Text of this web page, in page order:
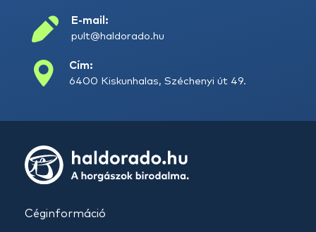
E-mail:
pult@haldorado.hu
Cím:
6400 Kiskunhalas, Széchenyi út 49.
Céginformáció